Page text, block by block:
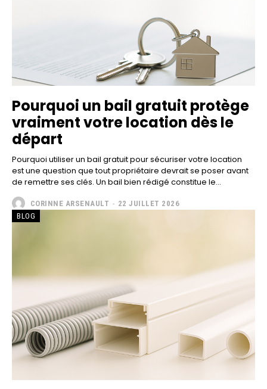
Pourquoi un bail gratuit protège
vraiment votre location dès le
départ
Pourquoi utiliser un bail gratuit pour sécuriser votre location
est une question que tout propriétaire devrait se poser avant
de remettre ses clés. Un bail bien rédigé constitue le...
CORINNE ARSENAULT - 22 JUILLET 2026
BLOG